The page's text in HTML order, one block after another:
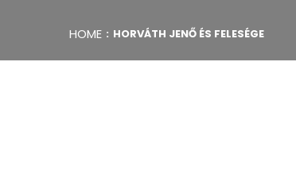
HOME HORVÁTH JENŐ ÉS FELESÉGE